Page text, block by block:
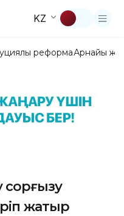
KZ
реформаАрнайы
сорғызу
жатыр